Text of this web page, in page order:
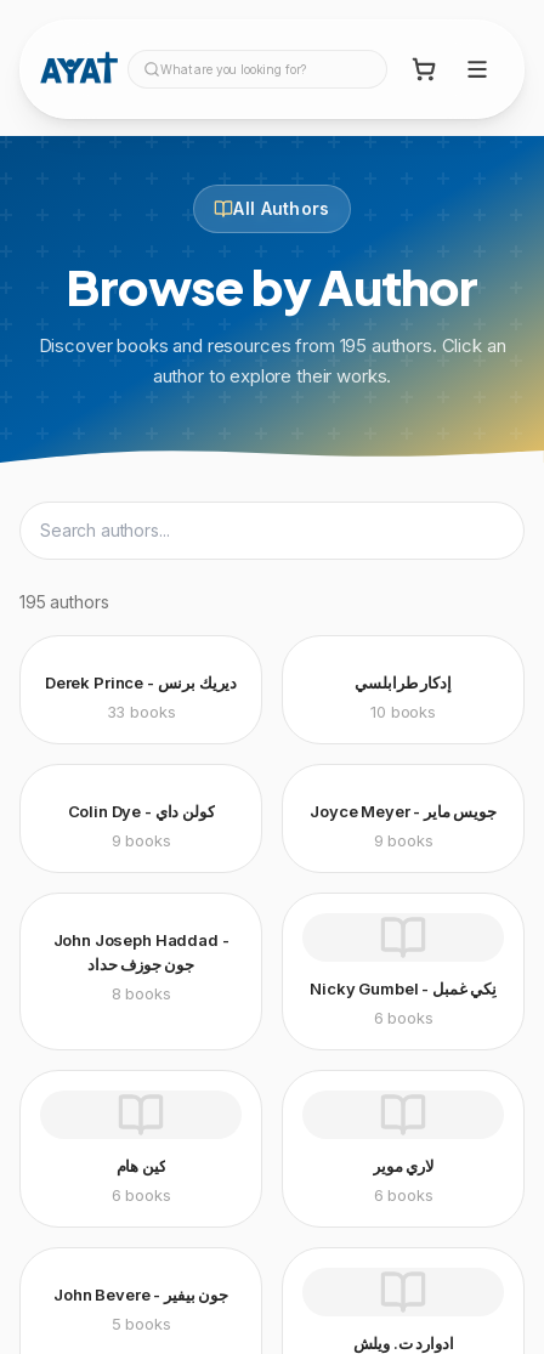
What are you looking for?
All Authors
Browse by Author
Discover books and resources from 195 authors. Click an
author to explore their works.
195 authors
Derek Prince - ديريك برنس
33 books
إدكار طرابلسي
10 books
Colin Dye - كولن داي
9 books
Joyce Meyer - جويس ماير
9 books
John Joseph Haddad -
جون جوزف حداد
8 books
Nicky Gumbel - نِكي غمبل
6 books
كين هام
6 books
لاري موير
6 books
John Bevere - جون بيفير
5 books
ادوارد ت. ويلش